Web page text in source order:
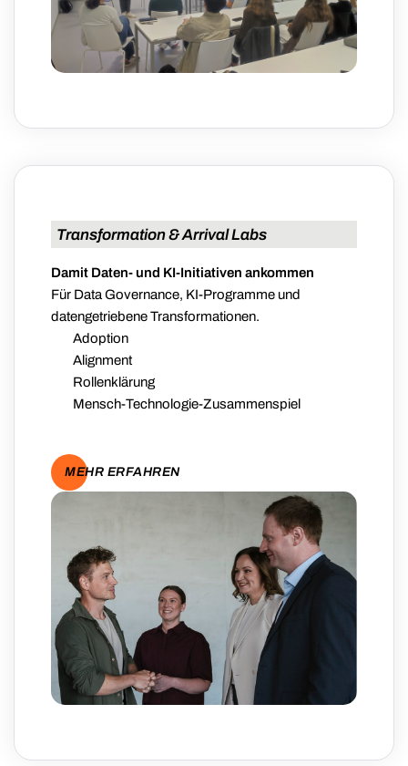
Transformation & Arrival Labs
Damit Daten- und KI-Initiativen ankommen
Für Data Governance, KI-Programme und
datengetriebene Transformationen.
Adoption
Alignment
Rollenklärung
Mensch-Technologie-Zusammenspiel
MEHR ERFAHREN